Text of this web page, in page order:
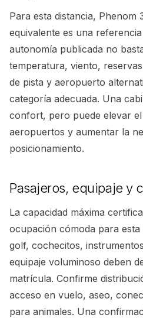
Para esta distancia, Phenom
equivalente es una
autonomía publicada no
temperatura, viento,
de pista y aeropuerto
categoría adecuada. Una
confort, pero puede elevar
aeropuertos y aumentar la
posicionamiento.
Pasajeros, equipaje y
La capacidad máxima
ocupación cómoda para esta
golf, cochecitos,
equipaje voluminoso deben
matrícula. Confirme
acceso en vuelo, aseo,
para animales. Una